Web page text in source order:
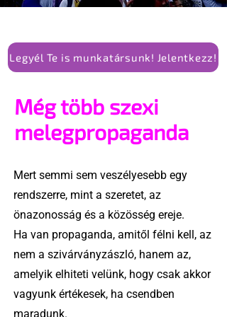
Legyél Te is munkatársunk! Jelentkezz!
Még több szexi
melegpropaganda
Mert semmi sem veszélyesebb egy
rendszerre, mint a szeretet, az
önazonosság és a közösség ereje.
Ha van propaganda, amitől félni kell, az
nem a szivárványzászló, hanem az,
amelyik elhiteti velünk, hogy csak akkor
vagyunk értékesek, ha csendben
maradunk.